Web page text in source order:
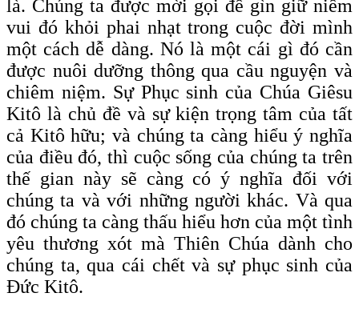
là. Chúng ta được mời gọi để gìn giữ niềm
vui đó khỏi phai nhạt trong cuộc đời mình
một cách dễ dàng. Nó là một cái gì đó cần
được nuôi dưỡng thông qua cầu nguyện và
chiêm niệm. Sự Phục sinh của Chúa Giêsu
Kitô là chủ đề và sự kiện trọng tâm của tất
cả Kitô hữu; và chúng ta càng hiểu ý nghĩa
của điều đó, thì cuộc sống của chúng ta trên
thế gian này sẽ càng có ý nghĩa đối với
chúng ta và với những người khác. Và qua
đó chúng ta càng thấu hiểu hơn của một tình
yêu thương xót mà Thiên Chúa dành cho
chúng ta, qua cái chết và sự phục sinh của
Đức Kitô.